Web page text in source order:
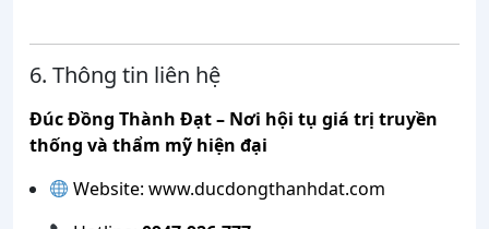
6. Thông tin liên hệ
Đúc Đồng Thành Đạt – Nơi hội tụ giá trị truyền
thống và thẩm mỹ hiện đại
Website:www.ducdongthanhdat.com